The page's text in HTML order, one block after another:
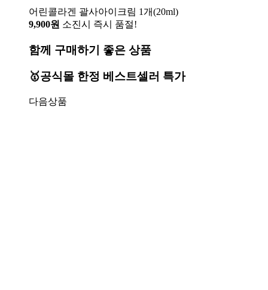
어린콜라겐 괄사아이크림 1개(20ml)
9,900원 소진시 즉시 품절!
함께 구매하기 좋은 상품
🥇공식몰 한정 베스트셀러 특가
다음상품